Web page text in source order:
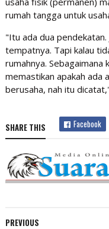
rumah tangga untuk
​"Itu ada dua pendekatan.
tempatnya. Tapi kalau
rumahnya. Sebagaimana
memastikan apakah ada
berusaha, nah itu
SHARE THIS Facebook
PREVIOUS